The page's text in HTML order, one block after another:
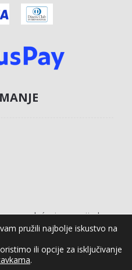
plaćanja unaprijed
Izrada web shopa:
pružili najbolje iskustvo na
ili opcije za isključivanje
.